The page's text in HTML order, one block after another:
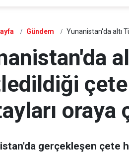
Gündem Yunanistan'da altı
çete
oraya
gerçekleşen çete